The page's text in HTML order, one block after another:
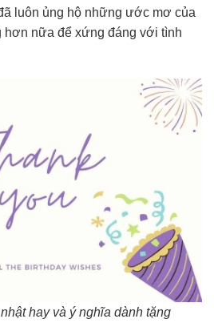
luôn ủng hộ những ước mơ của
hơn nữa để xứng đáng với tình
hay và ý nghĩa dành tặng